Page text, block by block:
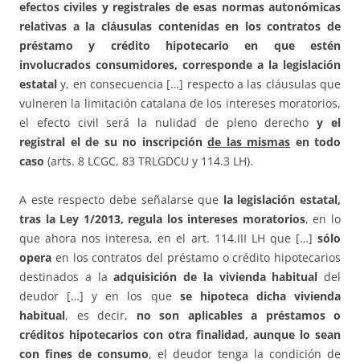
efectos civiles y registrales de esas normas autonómicas
relativas a la cláusulas contenidas en los contratos de
préstamo y crédito hipotecario en que estén
involucrados consumidores, corresponde a la legislación
estatal y, en consecuencia […] respecto a las cláusulas que
vulneren la limitación catalana de los intereses moratorios,
el efecto civil será la nulidad de pleno derechoy el
registral el de su no inscripción de las mismas en todo
caso (arts. 8 LCGC, 83 TRLGDCU y 114.3 LH).
A este respecto debe señalarse que la legislación estatal,
tras la Ley 1/2013, regula los intereses moratorios, en lo
que ahora nos interesa, en el art. 114.III LH que […] sólo
opera en los contratos del préstamo o crédito hipotecarios
destinados a laadquisición de la vivienda habitual del
deudor […] y en los que se hipoteca dicha vivienda
habitual, es decir, no son aplicables a préstamos o
créditos hipotecarios con otra finalidad, aunque lo sean
con fines de consumo, el deudor tenga la condición de